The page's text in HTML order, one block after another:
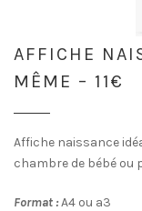
AFFICHE
MÊME – 11€
Affiche naissance
chambre de bébé ou
Format :A4 ou a3